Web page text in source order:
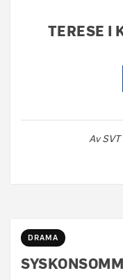
TERESE I
AvSVT
DRAMA